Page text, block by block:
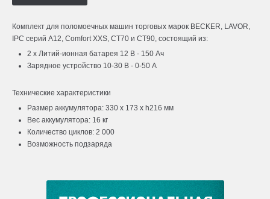
Комплект для поломоечных машин торговых марок BECKER, LAVOR,
IPC серий A12, Comfort XXS, CT70 и CT90, состоящий из:
2 x Литий-ионная батарея 12 В - 150 Ач
Зарядное устройство 10-30 В - 0-50 А
Технические характеристики
Размер аккумулятора: 330 x 173 x h216 мм
Вес аккумулятора: 16 кг
Количество циклов: 2 000
Возможность подзаряда